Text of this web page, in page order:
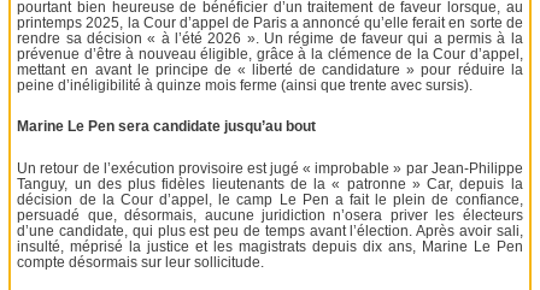
pourtant bien heureuse de bénéficier d’un traitement de faveur lorsque, au
printemps 2025, la Cour d’appel de Paris a annoncé qu’elle ferait en sorte de
rendre sa décision « à l’été 2026 ». Un régime de faveur qui a permis à la
prévenue d’être à nouveau éligible, grâce à la clémence de la Cour d’appel,
mettant en avant le principe de « liberté de candidature » pour réduire la
peine d’inéligibilité à quinze mois ferme (ainsi que trente avec sursis).
Marine Le Pen sera candidate jusqu’au bout
Un retour de l’exécution provisoire est jugé « improbable » par Jean-Philippe
Tanguy, un des plus fidèles lieutenants de la « patronne » Car, depuis la
décision de la Cour d’appel, le camp Le Pen a fait le plein de confiance,
persuadé que, désormais, aucune juridiction n’osera priver les électeurs
d’une candidate, qui plus est peu de temps avant l’élection. Après avoir sali,
insulté, méprisé la justice et les magistrats depuis dix ans, Marine Le Pen
compte désormais sur leur sollicitude.